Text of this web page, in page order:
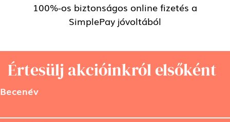
100%-os biztonságos online fizetés a
SimplePay jóvoltából
Értesülj akcióinkról elsőként
Becenév